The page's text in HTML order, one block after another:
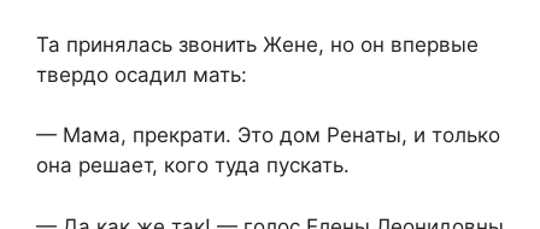
Та принялась звонить Жене, но он впервые
твердо осадил мать:
— Мама, прекрати. Это дом Ренаты, и только
она решает, кого туда пускать.